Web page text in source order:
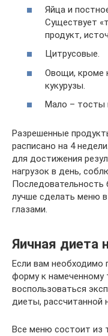
Яйца и
Существует
продукт,
Цитрусовые.
Овощи, кроме
кукурузы.
Мало – тосты
Разрешенные
расписано на 4
для достижения
нагрузок в день,
лучше сделать меню
глазами.
Яичная диета
Если вам необходимо
форму к намеченному
воспользоваться
диеты, рассчитанной
Все меню состоит из